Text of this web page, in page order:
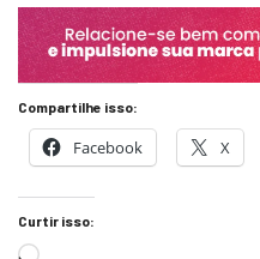
Compartilhe isso:
Facebook X
Curtir isso: